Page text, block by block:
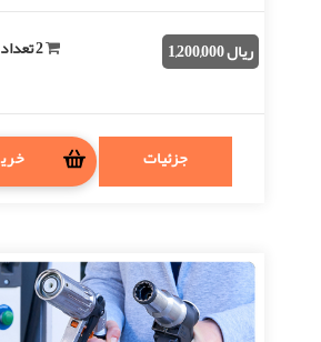
ریال 1,200,000
جزئیات